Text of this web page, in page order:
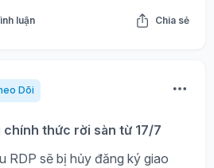
luận Chia sẻ
Dõi
chính thức rời sàn từ 17/7
RDP sẽ bị hủy đăng ký giao